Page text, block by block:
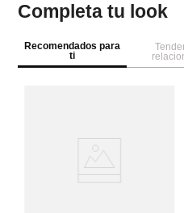
Completa tu look
Recomendados para
ti